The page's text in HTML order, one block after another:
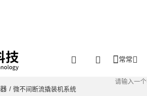
常常
/ 微不间断流撬装机系统